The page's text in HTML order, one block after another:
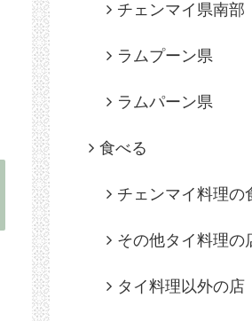
チェンマイ県南部
ラムプーン県
ラムパーン県
食べる
チェンマイ料理の
その他タイ料理の
タイ料理以外の店